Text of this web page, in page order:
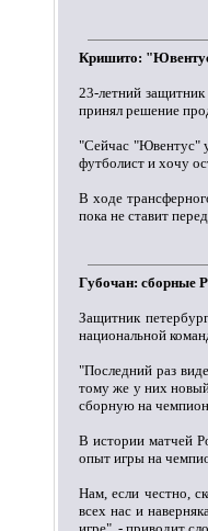
Кришито:
23-летний
принял решение
"Сейчас "Ювентус"
футболист и хочу
В ходе
пока не ставит
Губочан: сборные
Защитник
национальной
"Последний раз
тому же у них
сборную на
В истории матчей
опыт игры на
Нам, если честно,
всех нас и